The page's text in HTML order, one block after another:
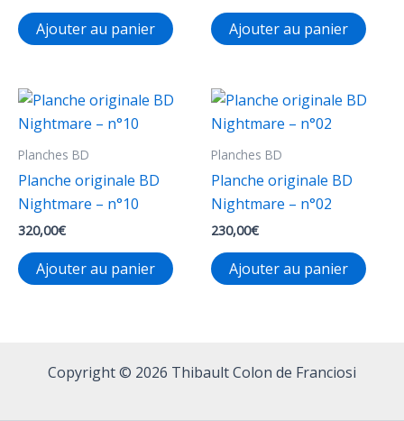
produit
Ajouter au panier Ajouter au panier
Planches BD
Planche originale BD
Nightmare – n°10
320,00€
Ajouter au panier
Planches BD
Planche originale BD
Nightmare – n°02
230,00€
Ajouter au panier
Copyright © 2026 Thibault Colon de Franciosi